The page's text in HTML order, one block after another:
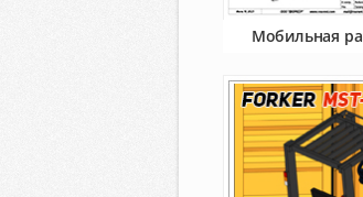
Мобильная